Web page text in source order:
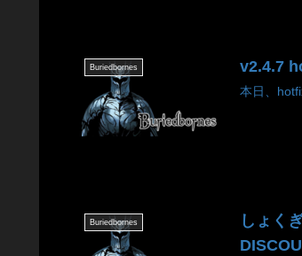
Buriedbornes v2.4.7
本日、
Buriedbornes
しょく